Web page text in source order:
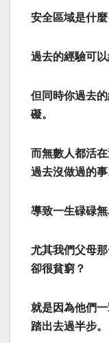
安全區域是什
過去的經驗可
但同時你過去
礙。
而無數人都活
過去沒做過的事
導致一生碌碌無
尤其我們父母
卻很貧窮？
就是因為他們
踏出去過半步。